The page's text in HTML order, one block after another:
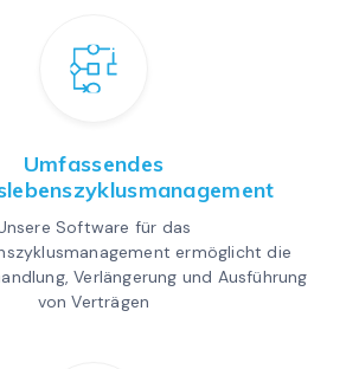
Umfassendes
Software für das
ermöglicht die
Verlängerung und Ausführung
von Verträgen